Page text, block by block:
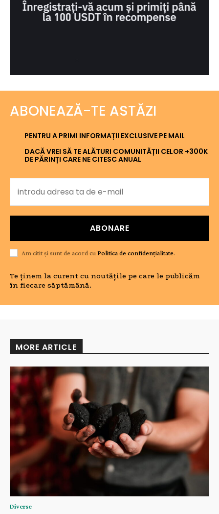
ABONEAZĂ-TE ASTĂZI
PENTRU A PRIMI INFORMAȚII EXCLUSIVE PE MAIL
DACĂ VREI SĂ TE ALĂTURI COMUNITĂȚII CELOR +300K
DE PĂRINȚI CARE NE CITESC ANUAL
ABONARE
Am citit și sunt de acord cu Politica de confidențialitate.
Te ținem la curent cu noutățile pe care le publicăm
în fiecare săptămână.
MORE ARTICLE
Diverse